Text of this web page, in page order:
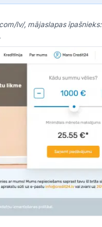
lv/, mājaslapas īpašnieks: